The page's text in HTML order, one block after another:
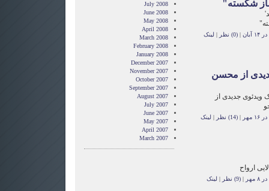
شکسته"
|(0) نظر | لینک
از محسن
ویدئوی جدیدی از
مهر |(14) نظر | لینک
ارواح
مهر |(9) نظر | لینک
July 2008
June 2008
May 2008
April 2008
March 2008
February 2008
January 2008
December 2007
November 2007
October 2007
September 2007
August 2007
July 2007
June 2007
May 2007
April 2007
March 2007